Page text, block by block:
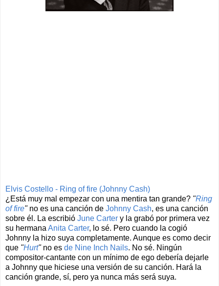
Elvis Costello - Ring of fire (Johnny Cash)
¿Está muy mal empezar con una mentira tan grande? "Ring
of fire"no es una canción de Johnny Cash, es una canción
sobre él. La escribió June Carter y la grabó por primera vez
su hermana Anita Carter, lo sé. Pero cuando la cogió
Johnny la hizo suya completamente. Aunque es como decir
que "Hurt"no es de Nine Inch Nails. No sé. Ningún
compositor-cantante con un mínimo de ego debería dejarle
a Johnny que hiciese una versión de su canción. Hará la
canción grande, sí, pero ya nunca más será suya.